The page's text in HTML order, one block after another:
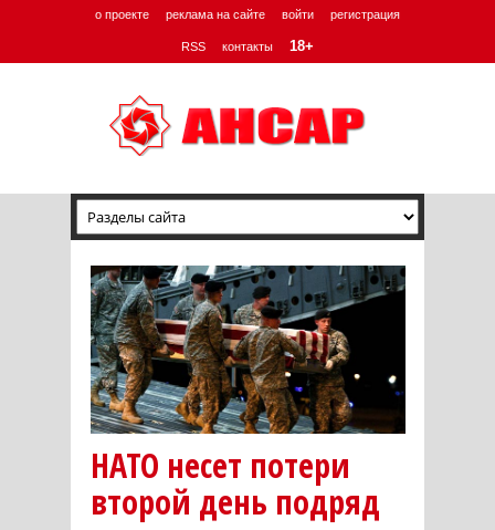
о проекте реклама на сайте войти регистрация
RSS контакты 18+
НАТО несет потери
второй день подряд